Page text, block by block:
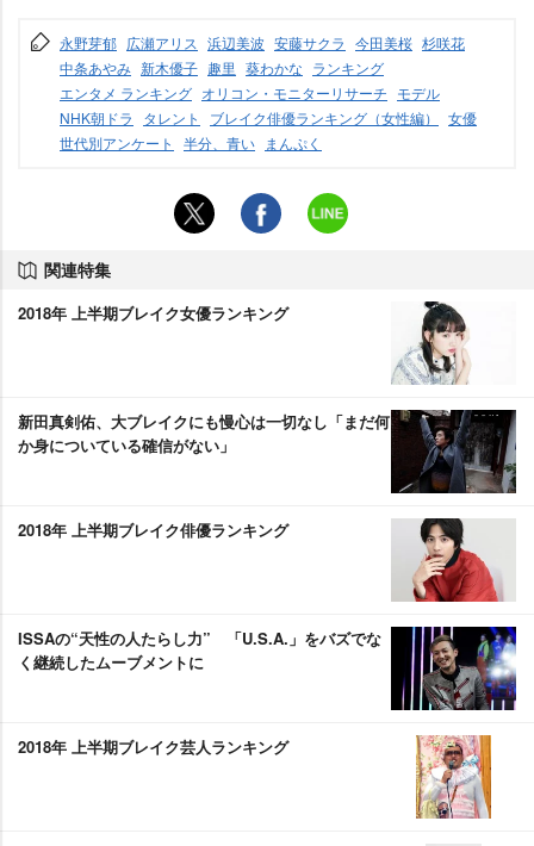
永野芽郁 広瀬アリス 浜辺美波 安藤サクラ 今田美桜 杉咲花
中条あやみ 新木優子 趣里 葵わかな ランキング
エンタメ ランキング オリコン・モニターリサーチ モデル
NHK朝ドラ
タレント ブレイク俳優ランキング（女性編）
女優
世代別アンケート
半分、青い まんぷく
関連特集
2018年 上半期ブレイク女優ランキング
新田真剣佑、大ブレイクにも慢心は一切なし「まだ何
か身についている確信がない」
2018年 上半期ブレイク俳優ランキング
ISSAの“天性の人たらし力” 「U.S.A.」をバズでな
く継続したムーブメントに
2018年 上半期ブレイク芸人ランキング